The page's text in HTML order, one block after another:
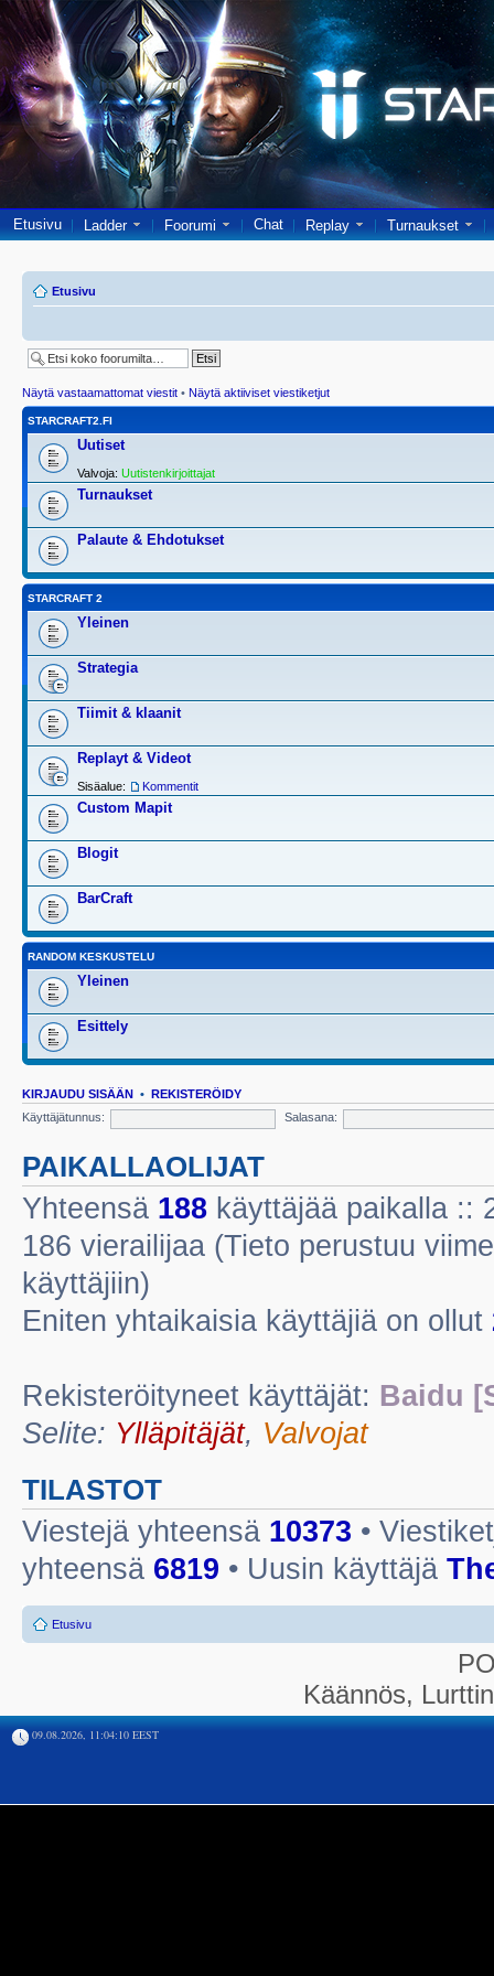
Etusivu Ladder Foorumi Chat Replay Turnaukset
Etusivu
Näytä vastaamattomat viestit • Näytä aktiiviset viestiketjut
STARCRAFT2.FI
Uutiset
Valvoja: Uutistenkirjoittajat
Turnaukset
Palaute & Ehdotukset
STARCRAFT 2
Yleinen
Strategia
Tiimit & klaanit
Replayt & Videot
Sisäalue: Kommentit
Custom Mapit
Blogit
BarCraft
RANDOM KESKUSTELU
Yleinen
Esittely
KIRJAUDU SISÄÄN • REKISTERÖIDY
Käyttäjätunnus:
Salasana:
PAIKALLAOLIJAT
Yhteensä 188 käyttäjää paikalla ::
186 vierailijaa (Tieto perustuu
käyttäjiin)
Eniten yhtaikaisia käyttäjiä on ollut
Rekisteröityneet käyttäjät: Baidu
Selite: Ylläpitäjät, Valvojat
TILASTOT
Viestejä yhteensä 10373 •
yhteensä 6819 • Uusin käyttäjä
Etusivu
Käännös,
09.08.2026, 11:04:10 EEST